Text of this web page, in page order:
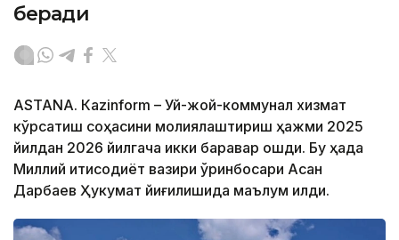
беради
ASTANА. Кazinform – Уй-жой-коммунал хизмат
кўрсатиш соҳасини молиялаштириш ҳажми 2025
йилдан 2026 йилгача икки баравар ошди. Бу ҳақда
Миллий иқтисодиёт вазири ўринбосари Асан
Дарбаев Ҳукумат йиғилишида маълум қилди.